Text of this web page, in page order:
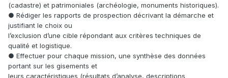
(cadastre) et patrimoniales (archéologie, monuments historiques).
● Rédiger les rapports de prospection décrivant la démarche et
justifiant le choix ou
l’exclusion d’une cible répondant aux critères techniques de
qualité et logistique.
● Effectuer pour chaque mission, une synthèse des données
portant sur les gisements et
leurs caractéristiques (résultats d’analyse, descriptions